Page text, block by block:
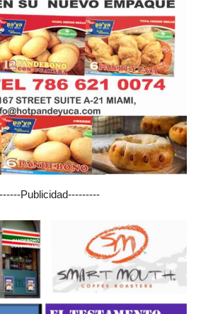
Publicidad---------